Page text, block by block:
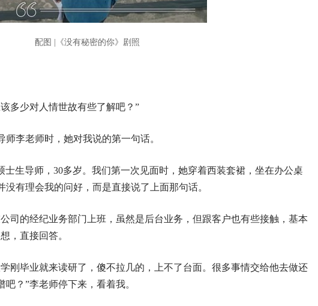
配图 |《没有秘密的你》剧照
多少对人情世故有些了解吧？”
李老师时，她对我说的第一句话。
士生导师，30多岁。我们第一次见面时，她穿着西装套裙，坐在办公桌
有理会我的问好，而是直接说了上面那句话。
司的经纪业务部门上班，虽然是后台业务，但跟客户也有些接触，基本
，直接回答。
刚毕业就来读研了，傻不拉几的，上不了台面。很多事情交给他去做还
？”李老师停下来，看着我。